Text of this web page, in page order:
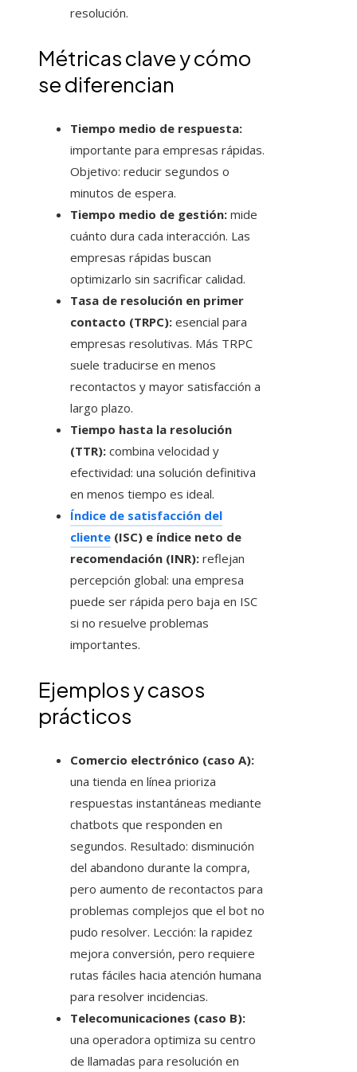
resolución.
Métricas clave y cómo
se diferencian
Tiempo medio de respuesta:
importante para empresas rápidas.
Objetivo: reducir segundos o
minutos de espera.
Tiempo medio de gestión: mide
cuánto dura cada interacción. Las
empresas rápidas buscan
optimizarlo sin sacrificar calidad.
Tasa de resolución en primer
contacto (TRPC): esencial para
empresas resolutivas. Más TRPC
suele traducirse en menos
recontactos y mayor satisfacción a
largo plazo.
Tiempo hasta la resolución
(TTR): combina velocidad y
efectividad: una solución definitiva
en menos tiempo es ideal.
Índice de satisfacción del
cliente (ISC) e índice neto de
recomendación (INR): reflejan
percepción global: una empresa
puede ser rápida pero baja en ISC
si no resuelve problemas
importantes.
Ejemplos y casos
prácticos
Comercio electrónico (caso A):
una tienda en línea prioriza
respuestas instantáneas mediante
chatbots que responden en
segundos. Resultado: disminución
del abandono durante la compra,
pero aumento de recontactos para
problemas complejos que el bot no
pudo resolver. Lección: la rapidez
mejora conversión, pero requiere
rutas fáciles hacia atención humana
para resolver incidencias.
Telecomunicaciones (caso B):
una operadora optimiza su centro
de llamadas para resolución en